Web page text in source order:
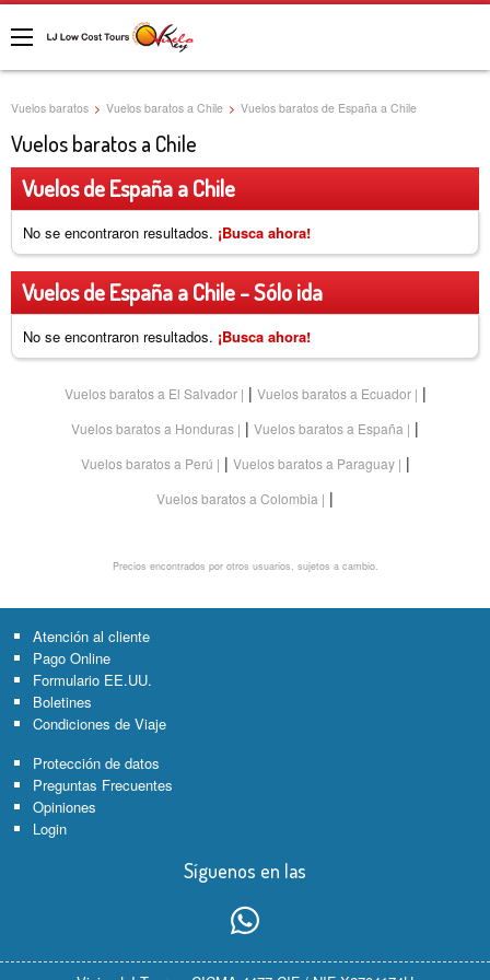
Vuelos baratos > Vuelos baratos a Chile > Vuelos baratos de España a Chile
Vuelos baratos a Chile
Vuelos de España a Chile
No se encontraron resultados. ¡Busca ahora!
Vuelos de España a Chile - Sólo ida
No se encontraron resultados. ¡Busca ahora!
Vuelos baratos a El Salvador | Vuelos baratos a Ecuador |
Vuelos baratos a Honduras | Vuelos baratos a España |
Vuelos baratos a Perú | Vuelos baratos a Paraguay |
Vuelos baratos a Colombia |
Precios encontrados por otros usuarios, sujetos a cambio.
Atención al cliente
Pago Online
Formulario EE.UU.
Boletines
Condiciones de Viaje
Protección de datos
Preguntas Frecuentes
Opiniones
Login
Síguenos en las